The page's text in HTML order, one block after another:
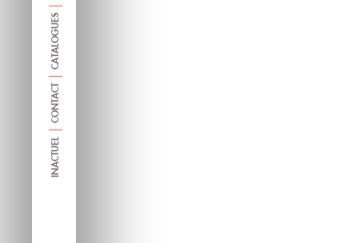
CATALOGUES
CONTACT
INACTUEL